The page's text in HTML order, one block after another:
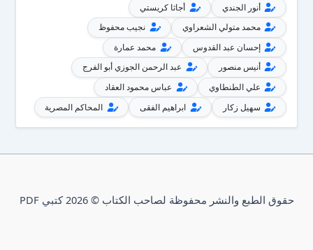
أنور الجندي
أجاثا كريستي
محمد متولي الشعراوي
نجيب محفوظ
إحسان عبد القدوس
محمد عمارة
أنيس منصور
عبد الرحمن الجوزي أبو الفرج
علي الطنطاوي
عباس محمود العقاد
سهيل زكار
ابراهيم الفقى المحاكم المصرية
حقوق الطبع والنشر محفوظة لصاحب الكتاب © 2026 كتبي PDF